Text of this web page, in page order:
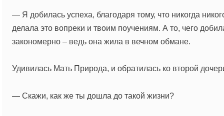
— Я добилась успеха, благодаря тому, что никогда
делала это вопреки и твоим поучениям. А то, чего
закономерно – ведь она жила в вечном обмане.
Удивилась Мать Природа, и обратилась ко второй
— Скажи, как же ты дошла до такой жизни?